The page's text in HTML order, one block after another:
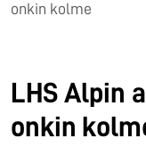
onkin kolme
LHS Alpin
onkin